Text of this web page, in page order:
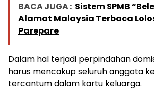
BACA JUGA : Sistem SPMB
Alamat Malaysia Terbaca Lolos
Parepare
Dalam hal terjadi perpindahan
harus mencakup seluruh anggota
tercantum dalam kartu keluarga.